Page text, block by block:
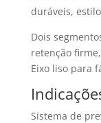
duráveis,
Dois
retenção
Eixo liso para
Sistema de